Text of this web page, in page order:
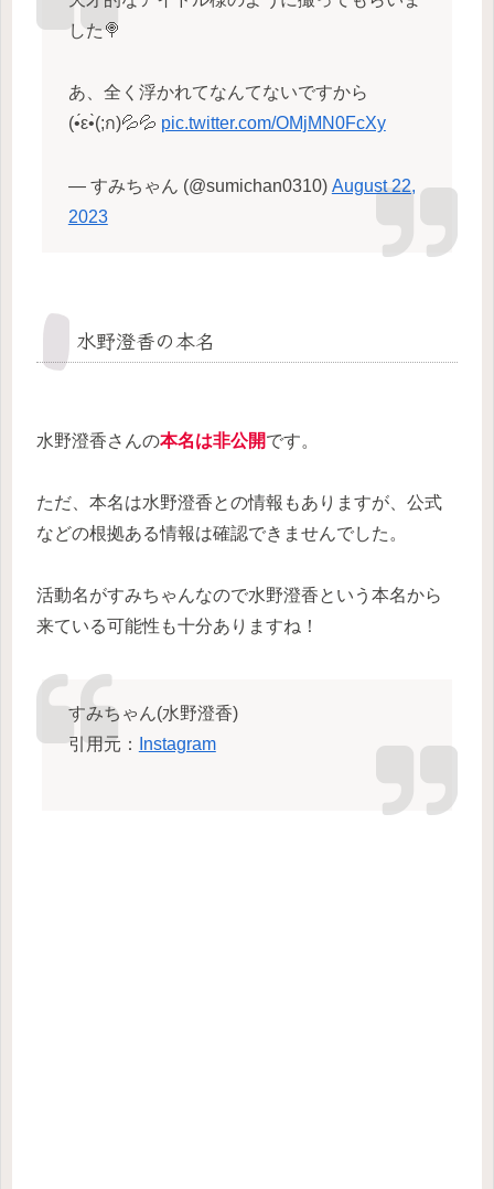
した🍭
あ、全く浮かれてなんてないですから
(•́ε•̀(;ก)💦💦 pic.twitter.com/OMjMN0FcXy
— すみちゃん (@sumichan0310) August 22,
2023
水野澄香の本名
水野澄香さんの本名は非公開です。
ただ、本名は水野澄香との情報もありますが、公式
などの根拠ある情報は確認できませんでした。
活動名がすみちゃんなので水野澄香という本名から
来ている可能性も十分ありますね！
すみちゃん(水野澄香)
引用元：
Instagram